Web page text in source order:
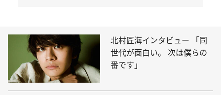
北村匠海インタビュー 「同
世代が面白い。 次は僕らの
番です」